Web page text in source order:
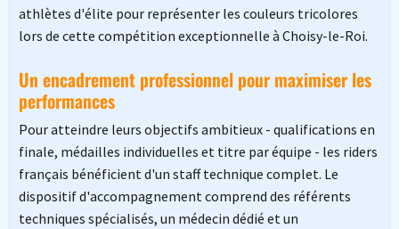
athlètes d'élite pour représenter les couleurs tricolores
lors de cette compétition exceptionnelle à Choisy-le-Roi.
Un encadrement professionnel pour maximiser les
performances
Pour atteindre leurs objectifs ambitieux - qualifications en
finale, médailles individuelles et titre par équipe - les riders
français bénéficient d'un staff technique complet. Le
dispositif d'accompagnement comprend des référents
techniques spécialisés, un médecin dédié et un